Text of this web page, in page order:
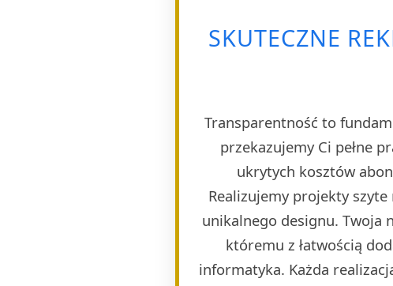
SKUTECZNE
Transparentność to
przekazujemy Ci pełne
ukrytych kosztów
Realizujemy projekty
unikalnego designu. Twoja
któremu z łatwością
informatyka. Każda